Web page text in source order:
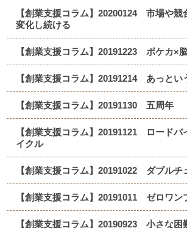
【創業支援コラム】20200124 市場や競
変化し続ける
【創業支援コラム】20191223 ポケカ×
【創業支援コラム】20191214 あっとい
【創業支援コラム】20191130 五周年
【創業支援コラム】20191121 ロードバ
イクル
【創業支援コラム】20191022 ダブルチ
【創業支援コラム】20191011 ゼロワン
【創業支援コラム】20190923 小さな困